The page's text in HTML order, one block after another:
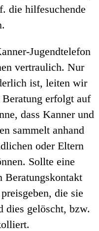
die hilfesuchende
Jugendtelefon
vertraulich. Nur
ist, leiten wir
erfolgt auf
dass Kanner und
sammelt anhand
oder Eltern
Sollte eine
Beratungskontakt
die sie
dies gelöscht, bzw.